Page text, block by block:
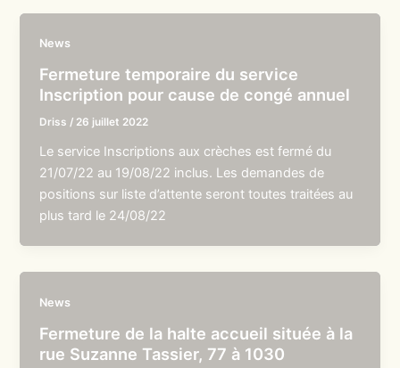
News
Fermeture temporaire du service
Inscription pour cause de congé annuel
Driss / 26 juillet 2022
Le service Inscriptions aux crèches est fermé du
21/07/22 au 19/08/22 inclus. Les demandes de
positions sur liste d’attente seront toutes traitées au
plus tard le 24/08/22
News
Fermeture de la halte accueil située à la
rue Suzanne Tassier, 77 à 1030